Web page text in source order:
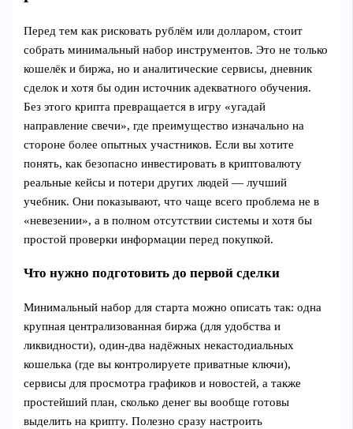
Перед тем как рисковать рублём или долларом, стоит
собрать минимальный набор инструментов. Это не только
кошелёк и биржа, но и аналитические сервисы, дневник
сделок и хотя бы один источник адекватного обучения.
Без этого крипта превращается в игру «угадай
направление свечи», где преимущество изначально на
стороне более опытных участников. Если вы хотите
понять, как безопасно инвестировать в криптовалюту
реальные кейсы и потери других людей — лучший
учебник. Они показывают, что чаще всего проблема не в
«невезении», а в полном отсутствии системы и хотя бы
простой проверки информации перед покупкой.
Что нужно подготовить до первой сделки
Минимальный набор для старта можно описать так: одна
крупная централизованная биржа (для удобства и
ликвидности), один‑два надёжных некастодиальных
кошелька (где вы контролируете приватные ключи),
сервисы для просмотра графиков и новостей, а также
простейший план, сколько денег вы вообще готовы
выделить на крипту. Полезно сразу настроить